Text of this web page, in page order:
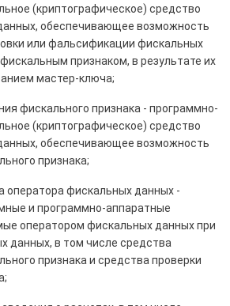
(криптографическое) средство
обеспечивающее возможность
или фальсификации фискальных
признаком, в результате их
мастер-ключа;
фискального признака - программно-
(криптографическое) средство
обеспечивающее возможность
признака;
оператора фискальных данных -
и программно-аппаратные
оператором фискальных данных при
данных, в том числе средства
признака и средства проверки